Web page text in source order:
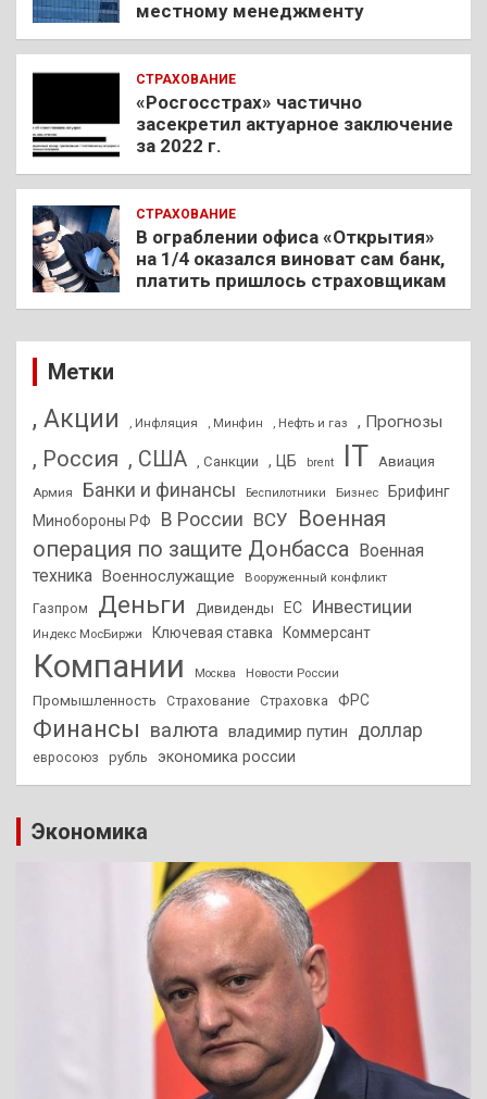
местному менеджменту
СТРАХОВАНИЕ
«Росгосстрах» частично
засекретил актуарное заключение
за 2022 г.
СТРАХОВАНИЕ
В ограблении офиса «Открытия»
на 1/4 оказался виноват сам банк,
платить пришлось страховщикам
Метки
, Акции , Инфляция , Минфин , Нефть и газ , Прогнозы
, Россия , США , Санкции , ЦБ brent IT Авиация
Армия Банки и финансы Беспилотники Бизнес
Брифинг
Минобороны РФ
В России ВСУ Военная
операция по защите Донбасса
Военная
техника
Военнослужащие Вооруженный конфликт
Газпром Деньги Дивиденды ЕС Инвестиции
Индекс МосБиржи Ключевая ставка Коммерсант
Компании Москва Новости России
Промышленность Страхование Страховка ФРС
Финансы валюта владимир путин доллар
евросоюз рубль экономика россии
Экономика